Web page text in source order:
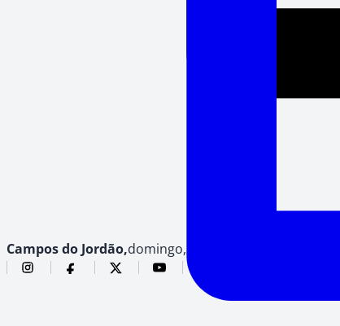
Campos do Jordão,domingo, 9 de agosto de 2026